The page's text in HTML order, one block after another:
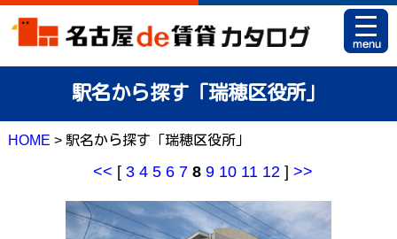
駅名から探す「瑞穂区役所」
HOME > 駅名から探す「瑞穂区役所」
<< [ 3 4 5 6 7 8 9 10 11 12] >>
HOME
駅名から探す
地図から探す